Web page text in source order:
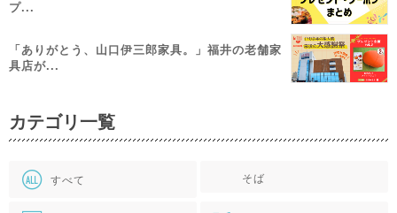
プ...
「ありがとう、山口伊三郎家具。」福井の老舗家
具店が...
カテゴリ一覧
すべて そば